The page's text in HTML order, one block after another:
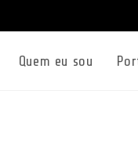
Quem eu sou